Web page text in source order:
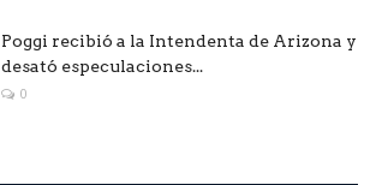
Poggi recibió a la Intendenta de Arizona y
desató especulaciones...
0